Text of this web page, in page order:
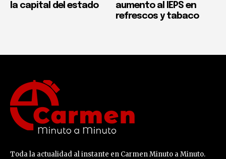
la capital del estado
aumento al IEPS en
refrescos y tabaco
Toda la actualidad al instante en Carmen Minuto a Minuto.